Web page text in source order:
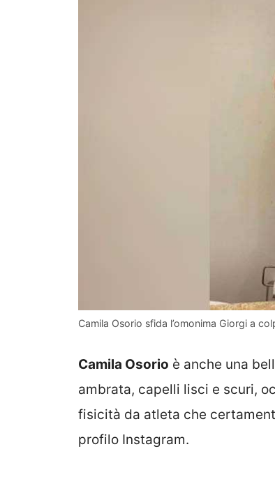
Camila Osorio sfida l’omonima Giorgi a
Camila Osorio è anche una
ambrata, capelli lisci e scuri,
fisicità da atleta che
profilo Instagram.